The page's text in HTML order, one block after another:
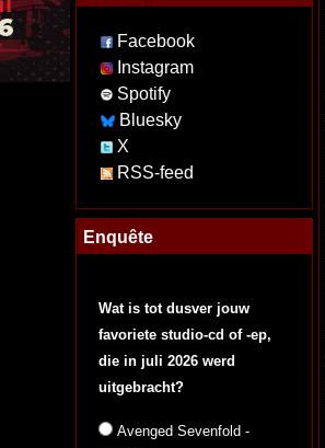
Facebook
Instagram
Spotify
Bluesky
X
RSS-feed
Enquête
Wat is tot dusver jouw
favoriete studio-cd of -ep,
die in juli 2026 werd
uitgebracht?
Avenged Sevenfold -